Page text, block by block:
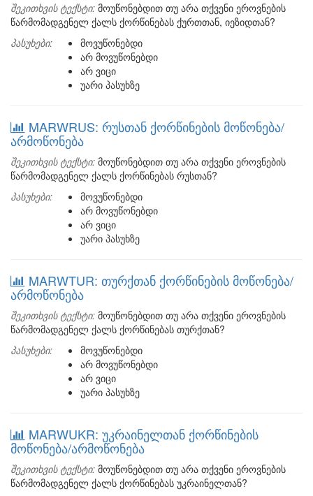
შეკითხვის ტექსტი: მოუწონებდით თუ არა თქვენი ეროვნების
წარმომადგენელ ქალს ქორწინებას ქურთთან, იეზიდთან?
პასუხები:
მოვუწონებდი
არ მოვუწონებდი
არ ვიცი
უარი პასუხზე
MARWRUS: რუსთან ქორწინების მოწონება/
არმოწონება
შეკითხვის ტექსტი: მოუწონებდით თუ არა თქვენი ეროვნების
წარმომადგენელ ქალს ქორწინებას რუსთან?
პასუხები:
მოვუწონებდი
არ მოვუწონებდი
არ ვიცი
უარი პასუხზე
MARWTUR: თურქთან ქორწინების მოწონება/
არმოწონება
შეკითხვის ტექსტი: მოუწონებდით თუ არა თქვენი ეროვნების
წარმომადგენელ ქალს ქორწინებას თურქთან?
პასუხები:
მოვუწონებდი
არ მოვუწონებდი
არ ვიცი
უარი პასუხზე
MARWUKR: უკრაინელთან ქორწინების
მოწონება/არმოწონება
შეკითხვის ტექსტი: მოუწონებდით თუ არა თქვენი ეროვნების
წარმომადგენელ ქალს ქორწინებას უკრაინელთან?